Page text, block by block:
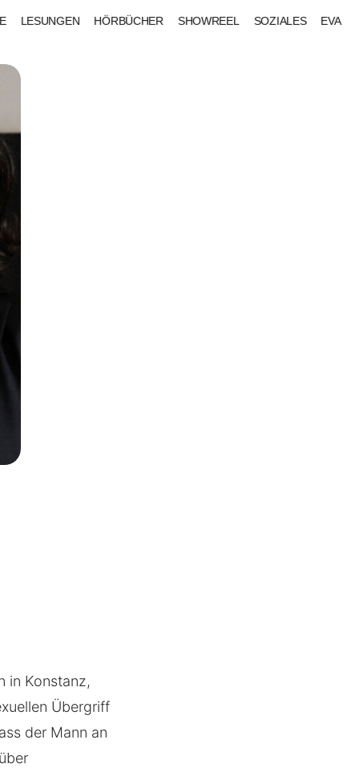
LESUNGEN HÖRBÜCHER SHOWREEL SOZIALES EVA
in Konstanz,
Übergriff
der Mann an